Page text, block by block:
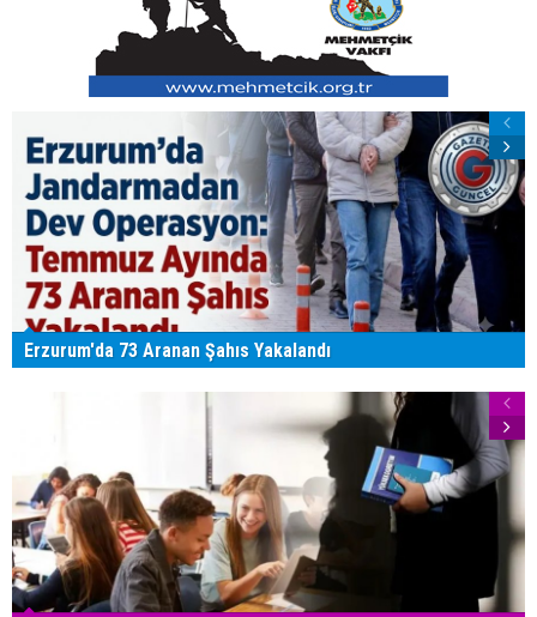
Erzurum'da 73 Aranan Şahıs Yakalandı